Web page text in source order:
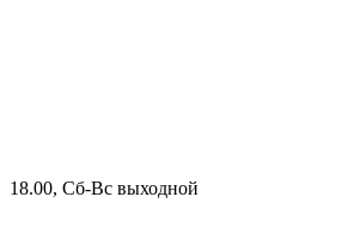
18.00, Сб-Вс выходной